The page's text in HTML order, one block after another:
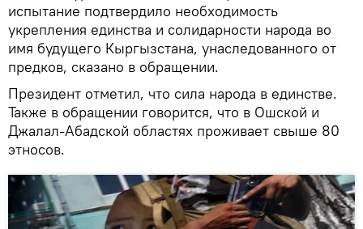
испытание подтвердило необходимость
укрепления единства и солидарности народа во
имя будущего Кыргызстана, унаследованного от
предков, сказано в обращении.
Президент отметил, что сила народа в единстве.
Также в обращении говорится, что в Ошской и
Джалал-Абадской областях проживает свыше 80
этносов.